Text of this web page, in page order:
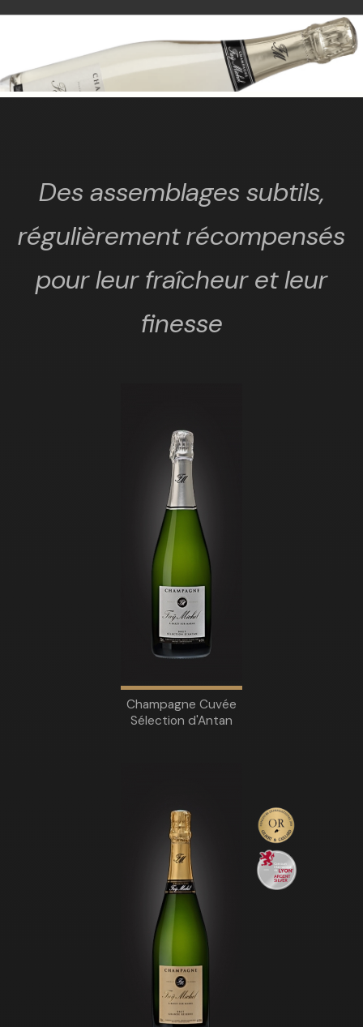
Des assemblages subtils,
régulièrement récompensés
pour leur fraîcheur et leur
finesse
Champagne Cuvée
Sélection d'Antan